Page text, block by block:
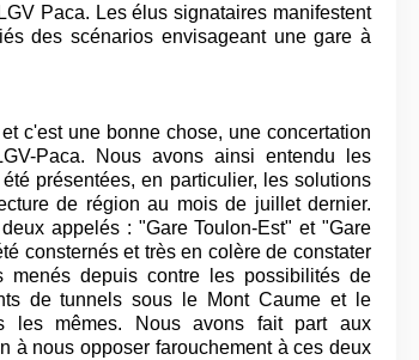
Paca. Les élus signataires manifestent
des scénarios envisageant une gare à
c'est une bonne chose, une concertation
Paca. Nous avons ainsi entendu les
présentées, en particulier, les solutions
de région au mois de juillet dernier.
appelés : "Gare Toulon-Est" et "Gare
consternés et très en colère de constater
depuis contre les possibilités de
de tunnels sous le Mont Caume et le
les mêmes. Nous avons fait part aux
à nous opposer farouchement à ces deux